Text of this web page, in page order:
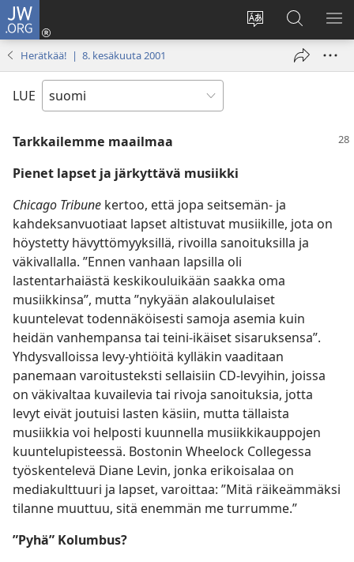
JW.ORG
Vaihda
sivuston
Kirjaudu
(avaa
Hae
JW.ORG-
sivustolta
Herätkää! | 8. kesäkuuta 2001
LUE
Tarkkailemme maailmaa
Pienet lapset ja järkyttävä musiikki
Chicago Tribune kertoo, että jopa seitsemän- ja
kahdeksanvuotiaat lapset altistuvat musiikille, jota on
höystetty hävyttömyyksillä, rivoilla sanoituksilla ja
väkivallalla. ”Ennen vanhaan lapsilla oli
lastentarhaiästä keskikouluikään saakka oma
musiikkinsa”, mutta ”nykyään alakoululaiset
kuuntelevat todennäköisesti samoja asemia kuin
heidän vanhempansa tai teini-ikäiset sisaruksensa”.
Yhdysvalloissa levy-yhtiöitä kylläkin vaaditaan
panemaan varoitusteksti sellaisiin CD-levyihin, joissa
on väkivaltaa kuvailevia tai rivoja sanoituksia, jotta
levyt eivät joutuisi lasten käsiin, mutta tällaista
musiikkia voi helposti kuunnella musiikkikauppojen
kuuntelupisteessä. Bostonin Wheelock Collegessa
työskentelevä Diane Levin, jonka erikoisalaa on
mediakulttuuri ja lapset, varoittaa: ”Mitä räikeämmäksi
tilanne muuttuu, sitä enemmän me turrumme.”
”Pyhä” Kolumbus?